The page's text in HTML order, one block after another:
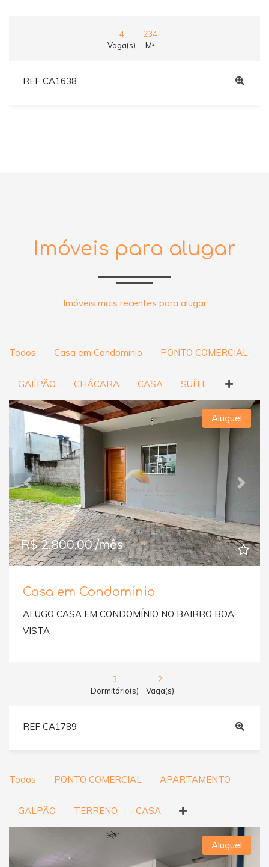
4
Vaga(s)
234
M²
REF CA1638
Imóveis para alugar
Imóveis mais recentes para alugar
Todos Casa em Condomínio PONTO COMERCIAL
GALPÃO CHÁCARA CASA SUÍTE
Previous Next
Aluguel
R$ 2.800,00 /mês
Casa em Condomínio
ALUGO CASA EM CONDOMÍNIO NO BAIRRO BOA
VISTA
3
Dormitório(s)
2
Vaga(s)
REF CA1789
Todos PONTO COMERCIAL APARTAMENTO
GALPÃO TERRENO CASA
Aluguel